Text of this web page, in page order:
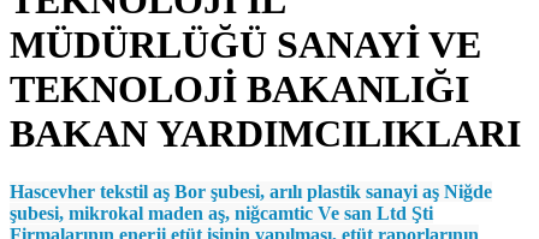
MÜDÜRLÜĞÜ SANAYİ VE
TEKNOLOJİ BAKANLIĞI
BAKAN YARDIMCILIKLARI
Hascevher tekstil aş Bor şubesi, arılı plastik sanayi aş Niğde
şubesi, mikrokal maden aş, niğcamtic Ve san Ltd Şti